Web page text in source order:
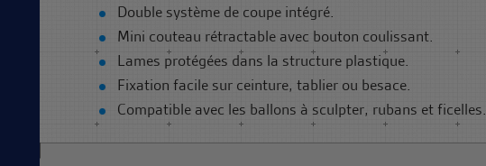
Double système de coupe intégré.
Mini couteau rétractable avec bouton coulissant.
Lames protégées dans la structure plastique.
Fixation facile sur ceinture, tablier ou besace.
Compatible avec les ballons à sculpter, rubans et ficelles.